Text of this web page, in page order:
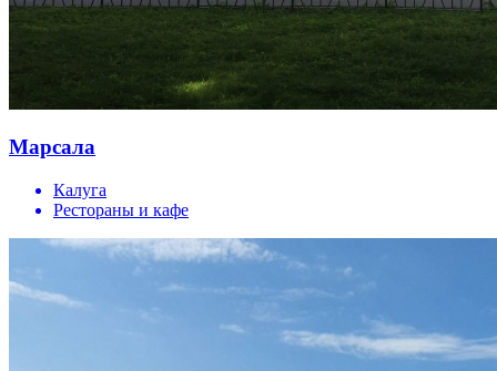
Марсала
Калуга
Рестораны и кафе